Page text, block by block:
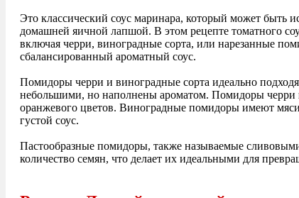
Это классический соус маринара, который может быть
домашней яичной лапшой. В этом рецепте томатного
включая черри, виноградные сорта, или нарезанные
сбалансированный ароматный соус.
Помидоры черри и виноградные сорта идеально
небольшими, но наполнены ароматом. Помидоры черри
оранжевого цветов. Виноградные помидоры имеют
густой соус.
Пастообразные помидоры, также называемые
количество семян, что делает их идеальными для